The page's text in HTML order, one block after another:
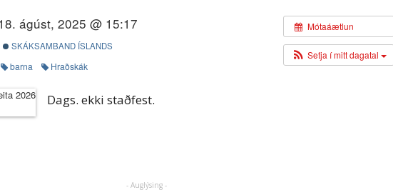
Mótaáætlun
Setja í mitt dagatal
ágúst, 2025 @ 15:17
SKÁKSAMBAND ÍSLANDS
barna Hraðskák
Dags. ekki staðfest.
- Auglýsing -